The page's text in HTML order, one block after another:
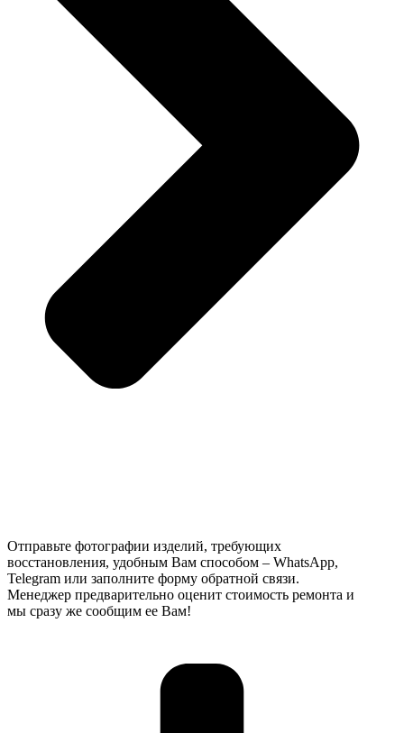
Отправьте фотографии изделий, требующих
восстановления, удобным Вам способом – WhatsApp,
Telegram или заполните форму обратной связи.
Менеджер предварительно оценит стоимость ремонта и
мы сразу же сообщим ее Вам!